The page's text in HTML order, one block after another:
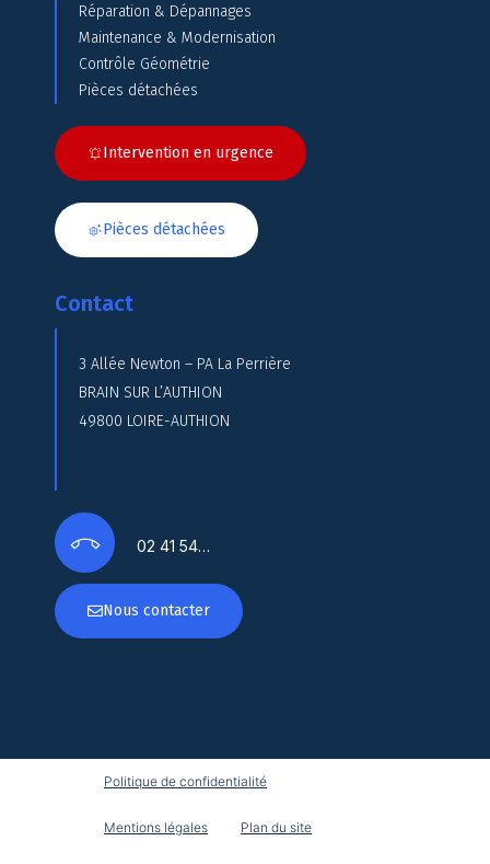
Réparation & Dépannages
Maintenance & Modernisation
Contrôle Géométrie
Pièces détachées
Intervention en urgence
Pièces détachées
Contact
3 Allée Newton – PA La Perrière
BRAIN SUR L’AUTHION
49800 LOIRE-AUTHION
02 41 54…
Nous contacter
Politique de confidentialité
Mentions légales Plan du site